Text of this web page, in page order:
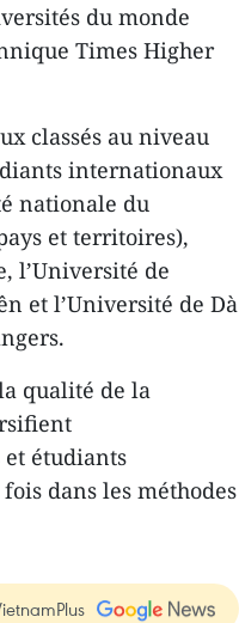
du monde
Times Higher
classés au niveau
internationaux
nationale du
et territoires),
l’Université de
et l’Université de Dà
qualité de la
étudiants
dans les méthodes